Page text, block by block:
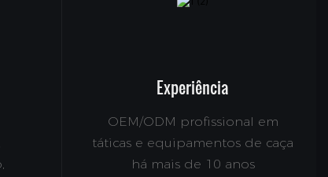
Experiência
OEM/ODM profissional em
táticas e equipamentos de caça
há mais de 10 anos